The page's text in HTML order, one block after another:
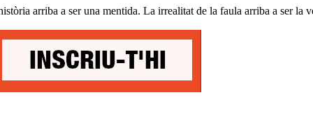
arriba a ser una mentida. La irrealitat de la faula arriba a ser la